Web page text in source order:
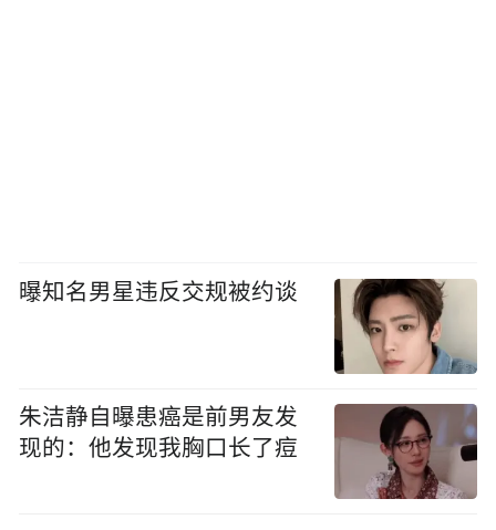
曝知名男星违反交规被约谈
朱洁静自曝患癌是前男友发
现的：他发现我胸口长了痘